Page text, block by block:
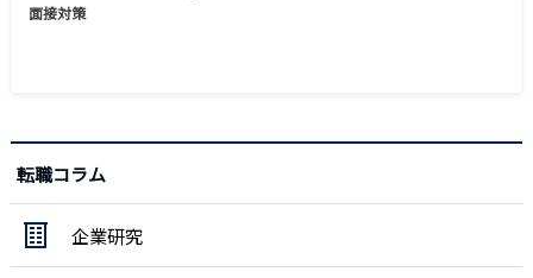
面接対策
転職コラム
企業研究